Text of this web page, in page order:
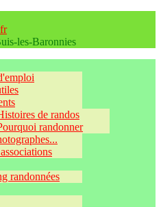
les-Baronnies
de randos
randonner
randonnées